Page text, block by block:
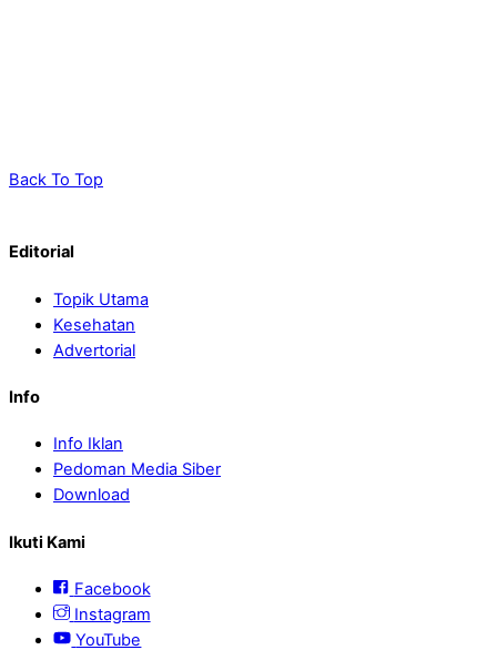
Back To Top
Editorial
Topik Utama
Kesehatan
Advertorial
Info
Info Iklan
Pedoman Media Siber
Download
Ikuti Kami
Facebook
Instagram
YouTube